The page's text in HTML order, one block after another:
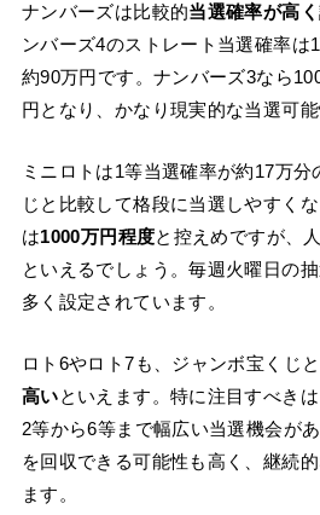
ナンバーズは比較的当選確率が高く
ンバーズ4のストレート当選確率は
約90万円です。ナンバーズ3なら
円となり、かなり現実的な当選可能
ミニロトは1等当選確率が約17万分
じと比較して格段に当選しやすく
は1000万円程度と控えめですが、
といえるでしょう。毎週火曜日の
多く設定されています。
ロト6やロト7も、ジャンボ宝くじ
高いといえます。特に注目すべき
2等から6等まで幅広い当選機会が
を回収できる可能性も高く、継続
ます。